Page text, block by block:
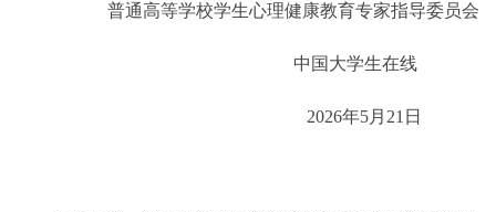
普通高等学校学生心理健康教育专家指导委员会
中国大学生在线
2026年5月21日